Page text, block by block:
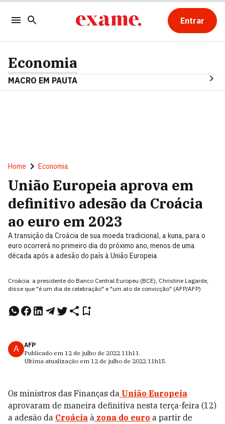
Entrar
Economia
MACRO EM PAUTA
Home Economia
União Europeia aprova em
definitivo adesão da Croácia
ao euro em 2023
A transição da Croácia de sua moeda tradicional, a kuna, para o
euro ocorrerá no primeiro dia do próximo ano, menos de uma
década após a adesão do país à União Europeia
Croácia: a presidente do Banco Central Europeu (BCE), Christine Lagarde,
disse que "é um dia de celebração" e "um ato de convicção" (AFP/AFP)
A
AFP
Publicado em 12 de julho de 2022 11h11.
Última atualização em 12 de julho de 2022 11h15.
Os ministros das Finanças da União Europeia
aprovaram de maneira definitiva nesta terça-feira (12)
a adesão da Croácia à zona do euro a partir de